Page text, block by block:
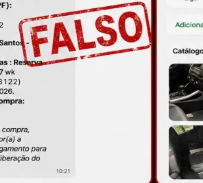
dúvidas no campo de perguntas!
das imagens.
qualificado.
Certificado de Procedência